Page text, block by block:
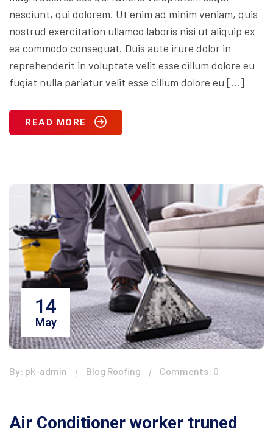
nesciunt, qui dolorem. Ut enim ad minim veniam, quis
nostrud exercitation ullamco laboris nisi ut aliquip ex
ea commodo consequat. Duis aute irure dolor in
reprehenderit in voluptate velit esse cillum dolore eu
fugiat nulla pariatur velit esse cillum dolore eu […]
READ MORE
14
May
By: pk-admin Blog Roofing Comments: 0
Air Conditioner worker truned